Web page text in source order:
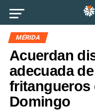
MÉRIDA
Acuerdan
adecuada
fritangueros
Domingo
Ir a